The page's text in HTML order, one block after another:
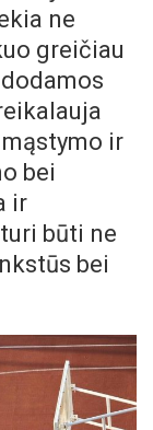
ne
greičiau
ir
bei
ir
būti ne
bei